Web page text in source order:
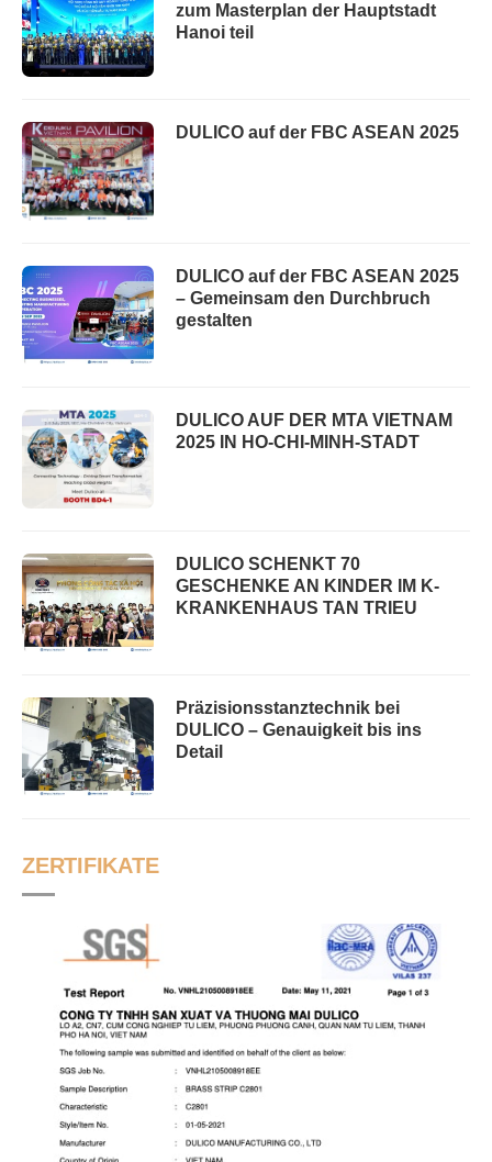
zum Masterplan der Hauptstadt
Hanoi teil
DULICO auf der FBC ASEAN 2025
DULICO auf der FBC ASEAN 2025
– Gemeinsam den Durchbruch
gestalten
DULICO AUF DER MTA VIETNAM
2025 IN HO-CHI-MINH-STADT
DULICO SCHENKT 70
GESCHENKE AN KINDER IM K-
KRANKENHAUS TAN TRIEU
Präzisionsstanztechnik bei
DULICO – Genauigkeit bis ins
Detail
ZERTIFIKATE